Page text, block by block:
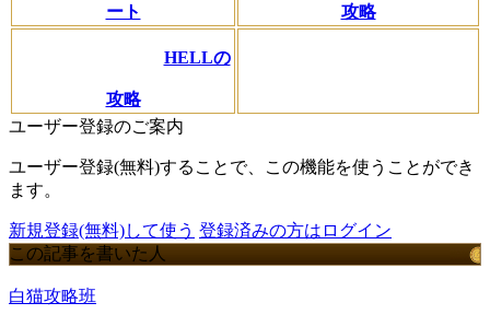
ート
攻略
HELLの
攻略
ユーザー登録のご案内
ユーザー登録(無料)することで、この機能を使うことができ
ます。
新規登録(無料)して使う 登録済みの方はログイン
この記事を書いた人
白猫攻略班